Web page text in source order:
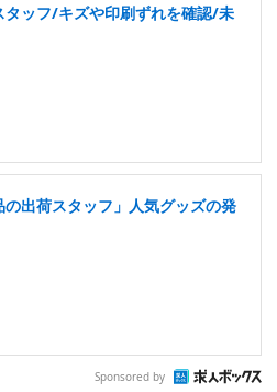
タッフ/キズや印刷ずれを確認/未
の出荷スタッフ」人気グッズの発
Sponsored by